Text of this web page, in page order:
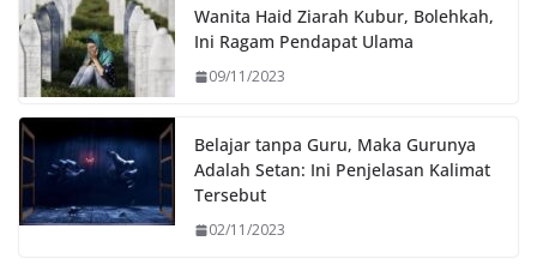
Wanita Haid Ziarah Kubur, Bolehkah,
Ini Ragam Pendapat Ulama
09/11/2023
Belajar tanpa Guru, Maka Gurunya
Adalah Setan: Ini Penjelasan Kalimat
Tersebut
02/11/2023